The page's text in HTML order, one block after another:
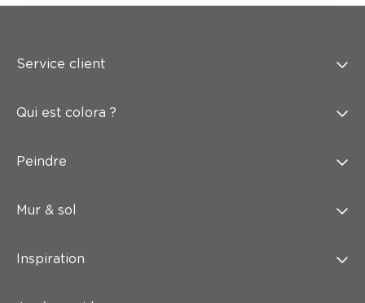
Service client
Qui est colora ?
Peindre
Mur & sol
Inspiration